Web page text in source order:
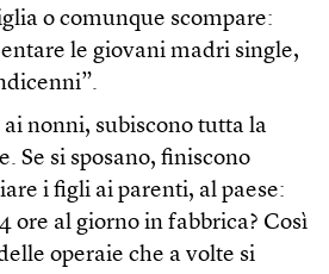
o comunque scompare:
le giovani madri single,
nonni, subiscono tutta la
Se si sposano, finiscono
i figli ai parenti, al paese:
ore al giorno in fabbrica? Così
operaie che a volte si